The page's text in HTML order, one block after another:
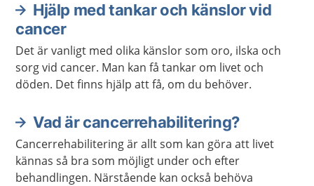
Hjälp med tankar och känslor vid
cancer
Det är vanligt med olika känslor som oro, ilska och
sorg vid cancer. Man kan få tankar om livet och
döden. Det finns hjälp att få, om du behöver.
Vad är cancerrehabilitering?
Cancerrehabilitering är allt som kan göra att livet
kännas så bra som möjligt under och efter
behandlingen. Närstående kan också behöva